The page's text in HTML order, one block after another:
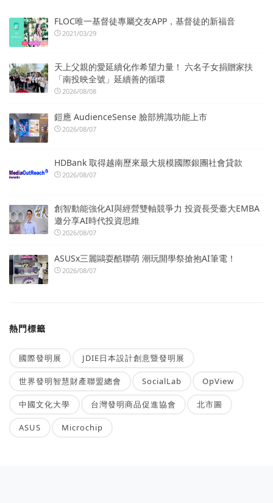
FLOC唯一基督徒專屬交友APP，基督徒的新福音
2021/03/29
天上父親的愛延續化作希望力量！ 六名子女捐贈家扶
「南投映全號」延續善的循環
2026/08/08
鎧應 AudienceSense 臉部辨識功能上市
2026/08/07
HDBank 取得越南歷來最大規模國際銀團社會貸款
2026/08/07
創智動能強化AI與經營雙軸競爭力 投資長受臺大EMBA
邀分享AI時代投資思維
2026/08/07
ASUSx三麗鷗耍酷聯萌 潮玩開學祭搶抱AI筆電！
2026/08/07
熱門標籤
國際發明展 JDIE日本設計創意暨發明展
世界發明智慧財產聯盟總會 SocialLab OpView
中國文化大學 台灣發明商品促進協會 北市圖
ASUS Microchip